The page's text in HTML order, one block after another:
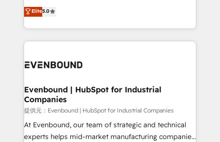
The synergies generated by these integrations,
together with the combination of talents, skills,
to accompany companies on their digital
helps mid-market revenue teams transform how
they sell, market, and serve. We don't just build your
HubSpot—we teach your team to own it, then stay
to help you keep winning. What We Do ⚙️ CRM
Data & Content 📈 Sales & Marketing Alignment +
Agent Creation 🔄 Custom Integrations & Data
Migration Why 1406 We become part of your team.
Your team learns while we build. We fix what others
broke. Built for mid-market reality—practical
solutions that work with your actual headcount and
Elite5.0
Evenbound | HubSpot for Industrial
Companies
提供元：Evenbound | HubSpot for Industrial Companies
At Evenbound, our team of strategic and technical
experts helps mid-market manufacturing companies